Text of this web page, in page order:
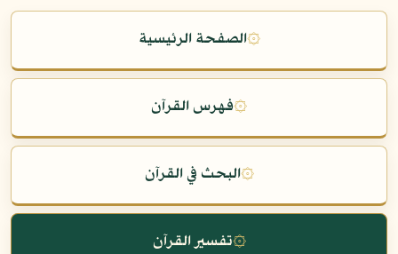
۞الصفحة الرئيسية
۞فهرس القرآن
۞البحث في القرآن
۞تفسير القرآن